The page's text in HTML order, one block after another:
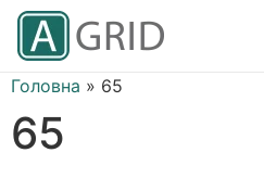
Головна » 65
65